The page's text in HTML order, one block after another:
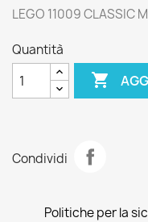
LEGO 11009 CLASSIC
Quantità

Condividi
Politiche per la